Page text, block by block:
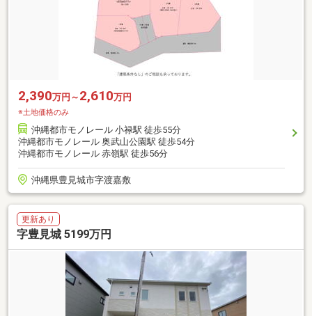
2,390万円～ 2,610万円
※土地価格のみ
沖縄都市モノレール 小禄駅 徒歩55分
沖縄都市モノレール 奥武山公園駅 徒歩54分
沖縄都市モノレール 赤嶺駅 徒歩56分
沖縄県豊見城市字渡嘉敷
更新あり
字豊見城 5199万円